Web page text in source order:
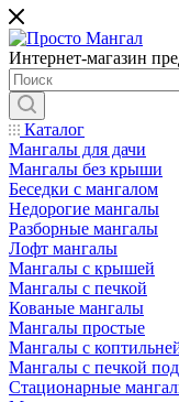
Интернет-магазин
Каталог
Мангалы для дачи
Мангалы без крыши
Беседки с мангалом
Недорогие мангалы
Разборные мангалы
Лофт мангалы
Мангалы с крышей
Мангалы с печкой
Кованые мангалы
Мангалы простые
Мангалы с
Мангалы с печкой под
Стационарные